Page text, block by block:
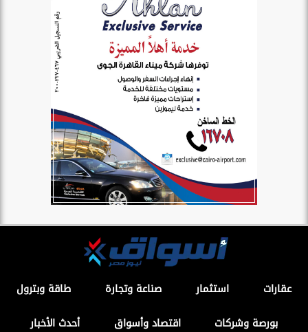
عقارات استثمار صناعة وتجارة
طاقة وبترول
بورصة وشركات
اقتصاد وأسواق أحدث الأخبار